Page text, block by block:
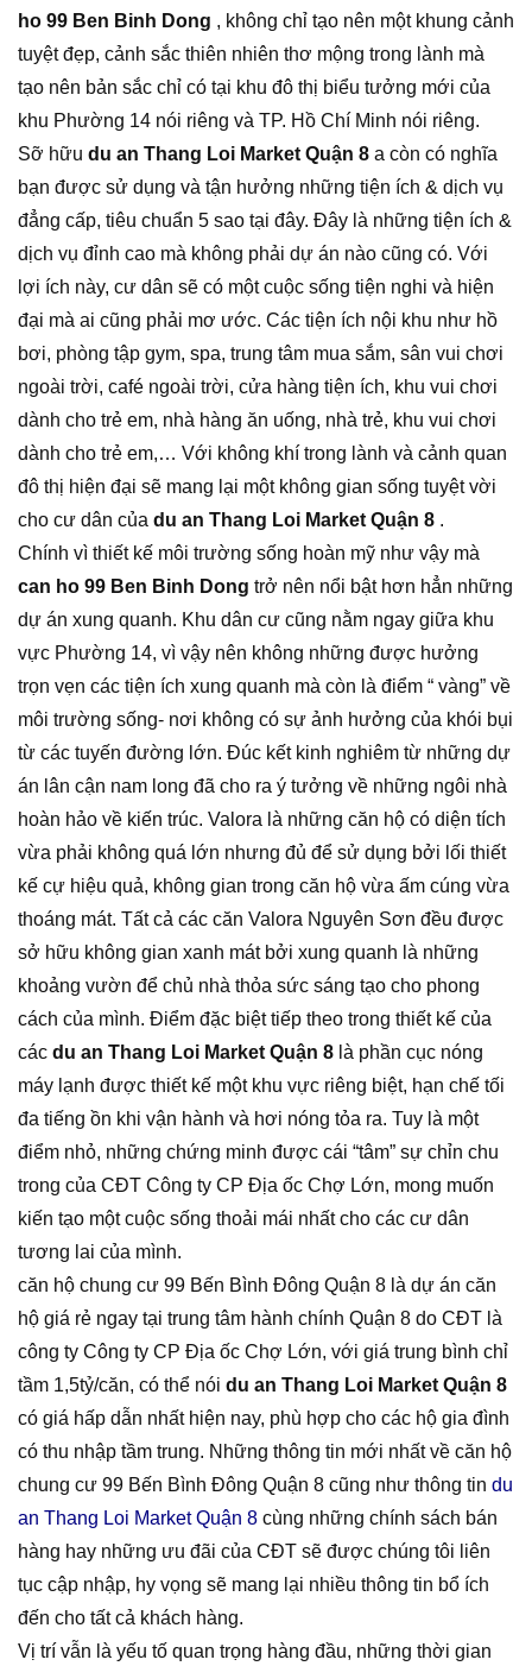
ho 99 Ben Binh Dong , không chỉ tạo nên một khung cảnh
tuyệt đẹp, cảnh sắc thiên nhiên thơ mộng trong lành mà
tạo nên bản sắc chỉ có tại khu đô thị biểu tưởng mới của
khu Phường 14 nói riêng và TP. Hồ Chí Minh nói riêng.
Sỡ hữu du an Thang Loi Market Quận 8 a còn có nghĩa
bạn được sử dụng và tận hưởng những tiện ích & dịch vụ
đẳng cấp, tiêu chuẩn 5 sao tại đây. Đây là những tiện ích &
dịch vụ đỉnh cao mà không phải dự án nào cũng có. Với
lợi ích này, cư dân sẽ có một cuộc sống tiện nghi và hiện
đại mà ai cũng phải mơ ước. Các tiện ích nội khu như hồ
bơi, phòng tập gym, spa, trung tâm mua sắm, sân vui chơi
ngoài trời, café ngoài trời, cửa hàng tiện ích, khu vui chơi
dành cho trẻ em, nhà hàng ăn uống, nhà trẻ, khu vui chơi
dành cho trẻ em,… Với không khí trong lành và cảnh quan
đô thị hiện đại sẽ mang lại một không gian sống tuyệt vời
cho cư dân của du an Thang Loi Market Quận 8 .
Chính vì thiết kế môi trường sống hoàn mỹ như vậy mà
can ho 99 Ben Binh Dong trở nên nổi bật hơn hẳn những
dự án xung quanh. Khu dân cư cũng nằm ngay giữa khu
vực Phường 14, vì vậy nên không những được hưởng
trọn vẹn các tiện ích xung quanh mà còn là điểm “ vàng” về
môi trường sống- nơi không có sự ảnh hưởng của khói bụi
từ các tuyến đường lớn. Đúc kết kinh nghiêm từ những dự
án lân cận nam long đã cho ra ý tưởng về những ngôi nhà
hoàn hảo về kiến trúc. Valora là những căn hộ có diện tích
vừa phải không quá lớn nhưng đủ để sử dụng bởi lối thiết
kế cự hiệu quả, không gian trong căn hộ vừa ấm cúng vừa
thoáng mát. Tất cả các căn Valora Nguyên Sơn đều được
sở hữu không gian xanh mát bởi xung quanh là những
khoảng vườn để chủ nhà thỏa sức sáng tạo cho phong
cách của mình. Điểm đặc biệt tiếp theo trong thiết kế của
các du an Thang Loi Market Quận 8 là phần cục nóng
máy lạnh được thiết kế một khu vực riêng biệt, hạn chế tối
đa tiếng ồn khi vận hành và hơi nóng tỏa ra. Tuy là một
điểm nhỏ, những chứng minh được cái “tâm” sự chỉn chu
trong của CĐT Công ty CP Địa ốc Chợ Lớn, mong muốn
kiến tạo một cuộc sống thoải mái nhất cho các cư dân
tương lai của mình.
căn hộ chung cư 99 Bến Bình Đông Quận 8 là dự án căn
hộ giá rẻ ngay tại trung tâm hành chính Quận 8 do CĐT là
công ty Công ty CP Địa ốc Chợ Lớn, với giá trung bình chỉ
tầm 1,5tỷ/căn, có thể nói du an Thang Loi Market Quận 8
có giá hấp dẫn nhất hiện nay, phù hợp cho các hộ gia đình
có thu nhập tầm trung. Những thông tin mới nhất về căn hộ
chung cư 99 Bến Bình Đông Quận 8 cũng như thông tin du
an Thang Loi Market Quận 8 cùng những chính sách bán
hàng hay những ưu đãi của CĐT sẽ được chúng tôi liên
tục cập nhập, hy vọng sẽ mang lại nhiều thông tin bổ ích
đến cho tất cả khách hàng.
Vị trí vẫn là yếu tố quan trọng hàng đầu, những thời gian